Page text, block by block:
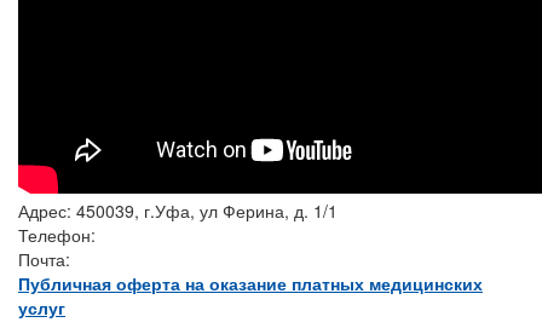
Адрес: 450039, г.Уфа, ул Ферина, д. 1/1
Телефон:
Почта:
Публичная оферта на оказание платных медицинских
услуг